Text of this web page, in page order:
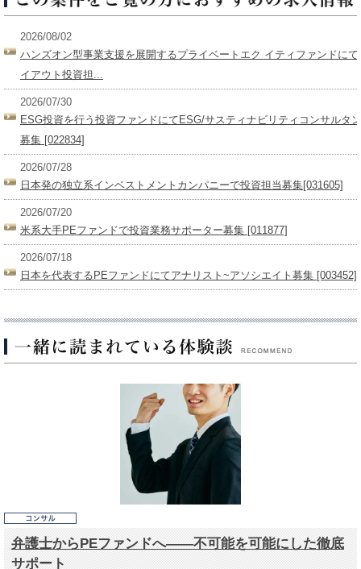
2026/08/02
ハンズオン型事業支援を展開するプライベートエク イティファンドにて
イアウト投資担...
2026/07/30
ESG投資を行う投資ファンドにてESG/サスティナビリティコンサルタ
募集 [022834]
2026/07/28
日本発の独立系インベストメントカンパニーで投資担当募集[031605]
2026/07/20
米系大手PEファンドで投資業務サポーター募集 [011877]
2026/07/18
日本を代表するPEファンドにてアナリスト~アソシエイト募集 [003452]
弁護士からPEファンドへ――不可能を可能にした徹底
サポート